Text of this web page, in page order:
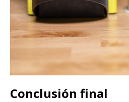
Conclusión final